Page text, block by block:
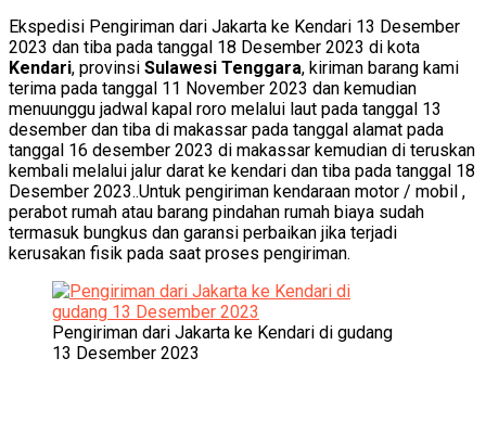
Ekspedisi Pengiriman dari Jakarta ke Kendari 13 Desember
2023 dan tiba pada tanggal 18 Desember 2023 di kota
Kendari, provinsi Sulawesi Tenggara, kiriman barang kami
terima pada tanggal 11 November 2023 dan kemudian
menuunggu jadwal kapal roro melalui laut pada tanggal 13
desember dan tiba di makassar pada tanggal alamat pada
tanggal 16 desember 2023 di makassar kemudian di teruskan
kembali melalui jalur darat ke kendari dan tiba pada tanggal 18
Desember 2023..Untuk pengiriman kendaraan motor / mobil ,
perabot rumah atau barang pindahan rumah biaya sudah
termasuk bungkus dan garansi perbaikan jika terjadi
kerusakan fisik pada saat proses pengiriman.
Pengiriman dari Jakarta ke Kendari di gudang
13 Desember 2023